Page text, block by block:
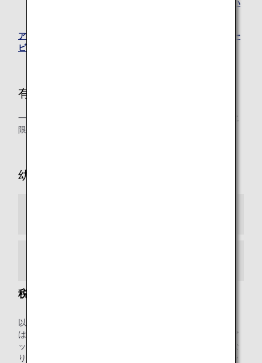
アップグレードポイントのサービス終了につい
アップグレードポイントとは（ANAプレミアムメンバーサー
ビス）
有効期間
一度お申し込みいただいたアップグレード特典はご予約便に
限り有効です。
幼児・小児のご利用
税金差額のお支払い
以下の都市・国を出発する際に課税対象となる以下の税金
は、ご搭乗のクラスによって金額が異なり、マイルまたはア
ップグレードポイントによるアップグレードも課税対象にな
ります。すでに発券している航空券に対しても、ご搭乗クラ